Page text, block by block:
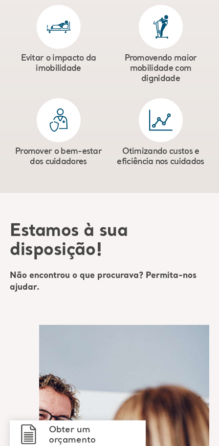
Evitar o impacto da
imobilidade
Promovendo maior
mobilidade com
dignidade
Promover o bem-estar
dos cuidadores
Otimizando custos e
eficiência nos cuidados
Estamos à sua
disposição!
Não encontrou o que procurava? Permita-nos
ajudar.
Obter um
orçamento